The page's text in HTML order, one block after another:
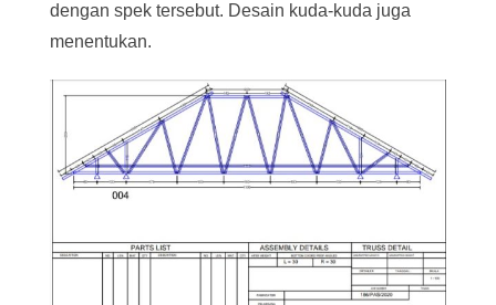
dengan spek tersebut. Desain kuda-kuda juga
menentukan.